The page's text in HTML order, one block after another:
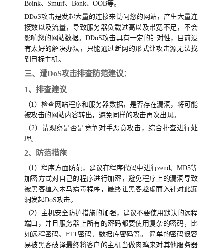
Boink、Smurf、Bonk、OOB等。
DDoS攻击是发起大量的连接来访问您的网站，产生大量连
接数以及流量，导致服务器负载过高以及带宽不足，不会
影响您的网站数据。DDoS攻击具有一定的针对性，目前没
有太好的解决办法，只能通过断网的形式让攻击源无法找
到目标主机。
三、遭DoS攻击排查防范建议：
1、排查建议
（1）检查网站程序和服务器数据，是否存在漏洞，将可能
被攻击的网站内容转出，避免同样的攻击再次出现。
（2）请观察是否是竞争对手恶意攻击，综合排查进行处
理。
2、防范措施
（1）程序方面防范，建议在程序代码中进行zend、MD5等
加密方式对自己的程序进行加密，避免程序上的漏洞导致
被黑客植入木马病毒程序，最终让黑客趁虚而入针对此漏
洞发起DoS攻击。
（2）主机安全防护措施的加强，建议不要使用默认的远程
端口，并且服务器上所有的密码都要使用复杂的密码，比
如远程密码、FTP密码、数据库密码等。 简单的密码很容
易被黑客破译最终将客户的主机当做肉鸡来对其他服务器